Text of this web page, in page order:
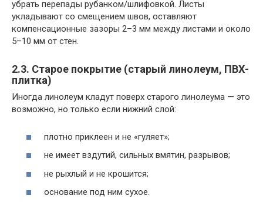
убрать перепады рубанком/шлифовкой. Листы
укладывают со смещением швов, оставляют
компенсационные зазоры 2–3 мм между листами и около
5–10 мм от стен.
2.3. Старое покрытие (старый линолеум, ПВХ-
плитка)
Иногда линолеум кладут поверх старого линолеума — это
возможно, но только если нижний слой:
плотно приклеен и не «гуляет»;
не имеет вздутий, сильных вмятин, разрывов;
не рыхлый и не крошится;
основание под ним сухое.